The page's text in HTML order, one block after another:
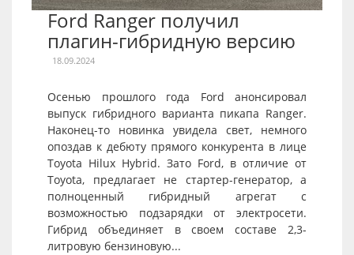
Ford Ranger получил
плагин-гибридную версию
18.09.2024
Осенью прошлого года Ford анонсировал
выпуск гибридного варианта пикапа Ranger.
Наконец-то новинка увидела свет, немного
опоздав к дебюту прямого конкурента в лице
Toyota Hilux Hybrid. Зато Ford, в отличие от
Toyota, предлагает не стартер-генератор, а
полноценный гибридный агрегат с
возможностью подзарядки от электросети.
Гибрид объединяет в своем составе 2,3-
литровую бензиновую...